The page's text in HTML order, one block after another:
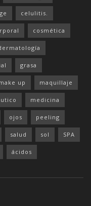
celulitis.
cosmética
grasa
up maquillaje
medicina
ojos peeling
salud sol SPA
ácidos